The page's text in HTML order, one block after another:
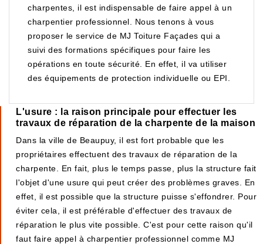
charpentes, il est indispensable de faire appel à un
charpentier professionnel. Nous tenons à vous
proposer le service de MJ Toiture Façades qui a
suivi des formations spécifiques pour faire les
opérations en toute sécurité. En effet, il va utiliser
des équipements de protection individuelle ou EPI.
L'usure : la raison principale pour effectuer les
travaux de réparation de la charpente de la maison
Dans la ville de Beaupuy, il est fort probable que les
propriétaires effectuent des travaux de réparation de la
charpente. En fait, plus le temps passe, plus la structure fait
l'objet d'une usure qui peut créer des problèmes graves. En
effet, il est possible que la structure puisse s'effondrer. Pour
éviter cela, il est préférable d'effectuer des travaux de
réparation le plus vite possible. C'est pour cette raison qu'il
faut faire appel à charpentier professionnel comme MJ